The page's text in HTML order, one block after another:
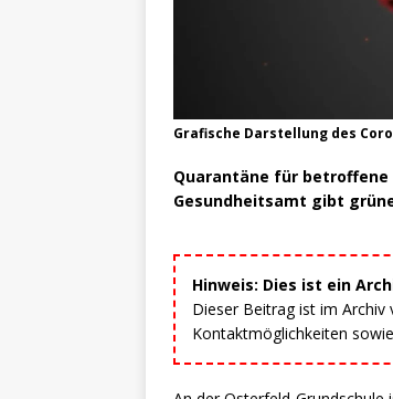
Grafische Darstellung des
Quarantäne für betroffene
Gesundheitsamt gibt
Hinweis: Dies ist ein
Dieser Beitrag ist im Archiv
Kontaktmöglichkeiten